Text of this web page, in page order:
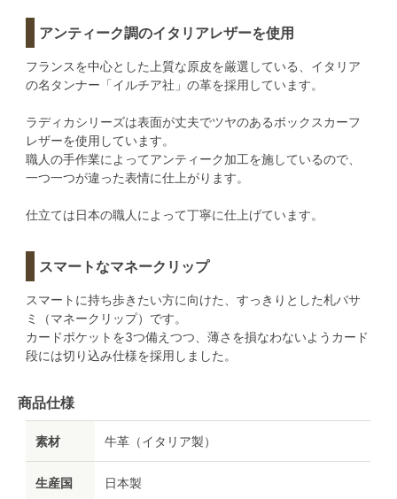
アンティーク調のイタリアレザーを使用
フランスを中心とした上質な原皮を厳選している、イタリア
の名タンナー「イルチア社」の革を採用しています。
ラディカシリーズは表面が丈夫でツヤのあるボックスカーフ
レザーを使用しています。
職人の手作業によってアンティーク加工を施しているので、
一つ一つが違った表情に仕上がります。
仕立ては日本の職人によって丁寧に仕上げています。
スマートなマネークリップ
スマートに持ち歩きたい方に向けた、すっきりとした札バサ
ミ（マネークリップ）です。
カードポケットを3つ備えつつ、薄さを損なわないようカード
段には切り込み仕様を採用しました。
商品仕様
素材 牛革（イタリア製）
生産国 日本製